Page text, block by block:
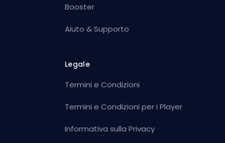
Booster
Aiuto & Supporto
Legale
Termini e Condizioni
Termini e Condizioni per i Player
Informativa sulla Privacy